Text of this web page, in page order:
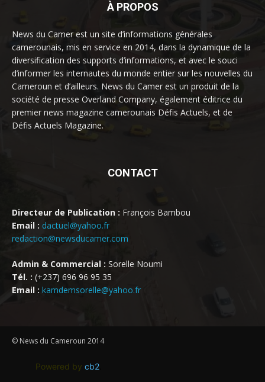
À PROPOS
News du Camer est un site d’informations générales
camerounais, mis en service en 2014, dans la dynamique de la
diversification des supports d’informations, et avec le souci
d’informer les internautes du monde entier sur les nouvelles du
Cameroun et d’ailleurs. News du Camer est un produit de la
société de presse Overland Company, également éditrice du
premier news magazine camerounais Défis Actuels, et de
Défis Actuels Magazine.
CONTACT
Directeur de Publication : François Bambou
Email : dactuel@yahoo.fr
redaction@newsducamer.com
Admin & Commercial : Sorelle Noumi
Tél. : (+237) 696 96 95 35
Email : kamdemsorelle@yahoo.fr
© News du Cameroun 2014
Powered by cb2